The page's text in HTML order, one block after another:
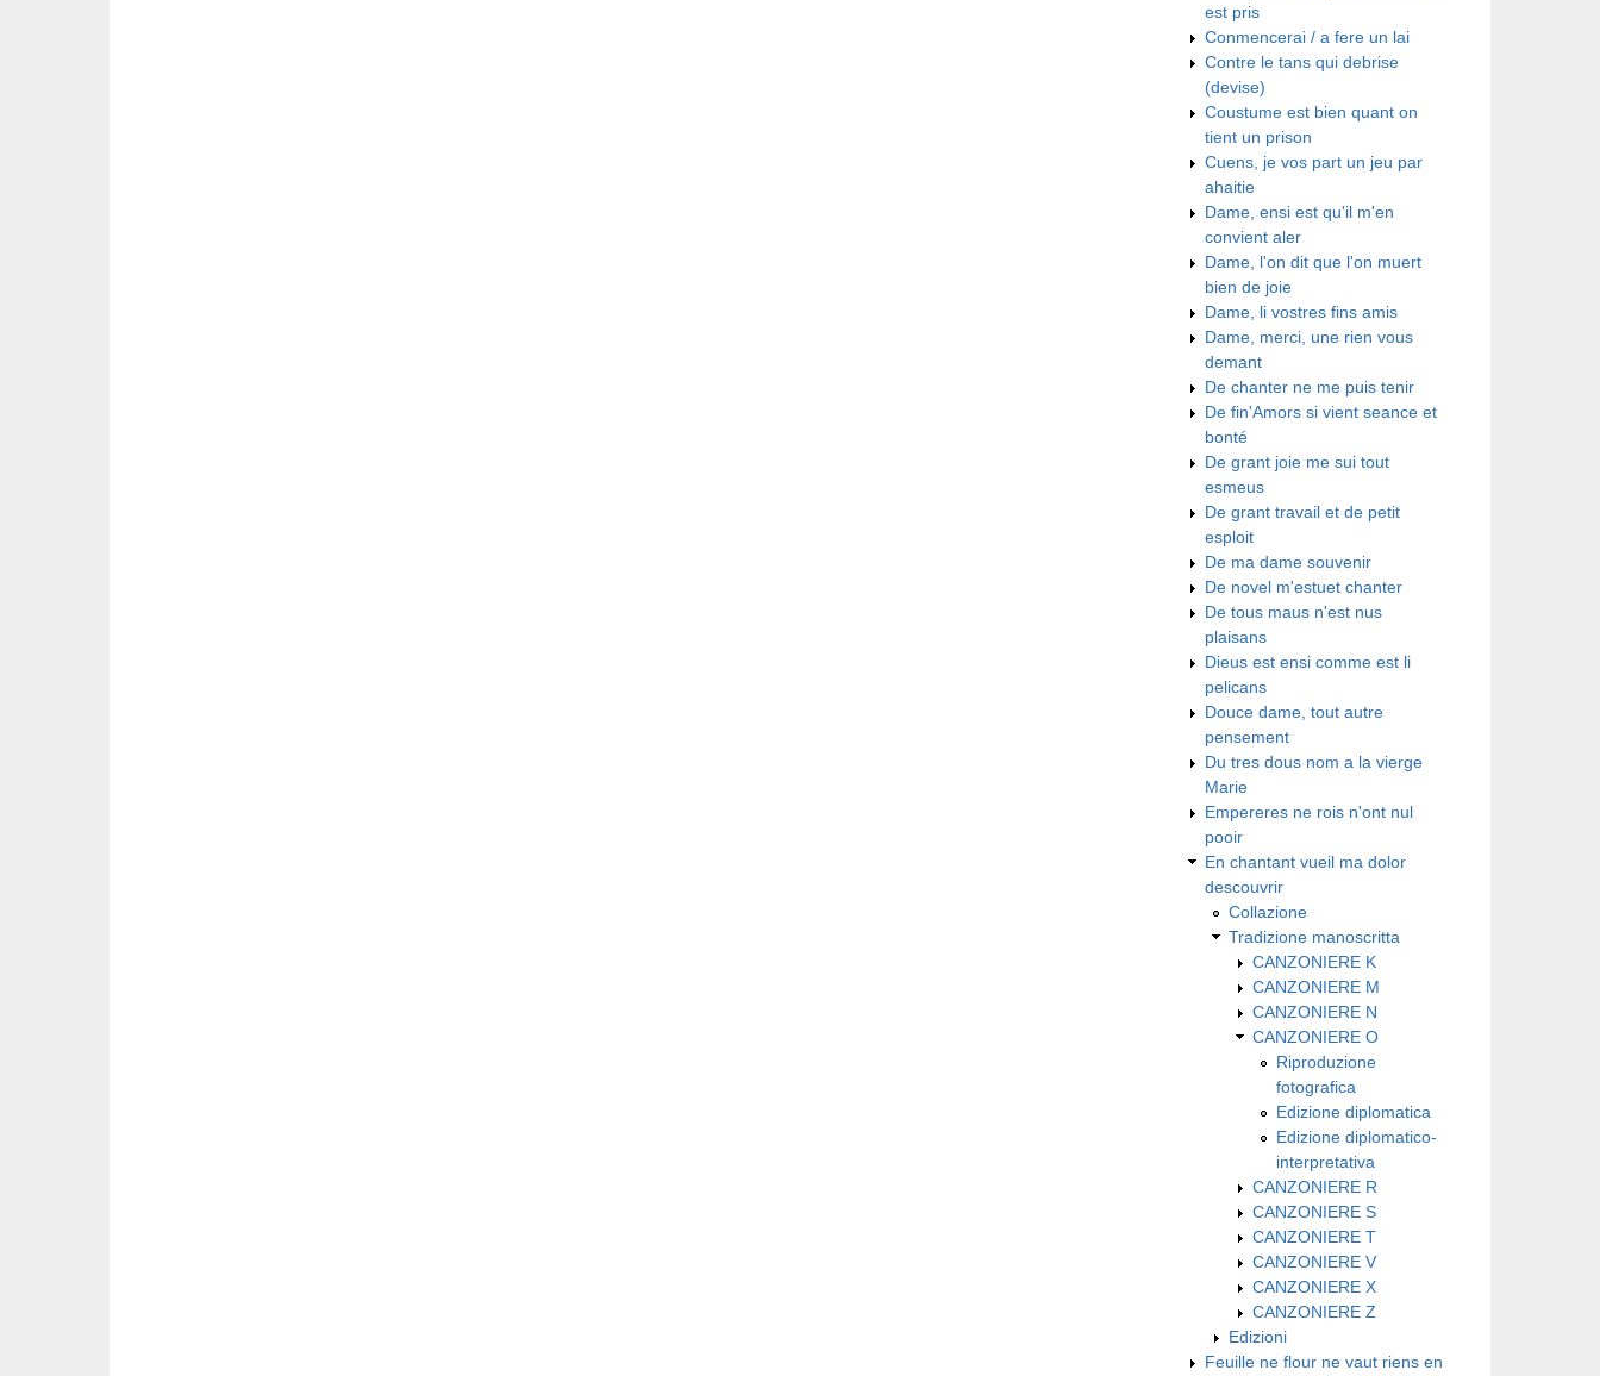
est pris
Conmencerai / a fere un lai
Contre le tans qui debrise
(devise)
Coustume est bien quant on
tient un prison
Cuens, je vos part un jeu par
ahaitie
Dame, ensi est qu'il m'en
convient aler
Dame, l'on dit que l'on muert
bien de joie
Dame, li vostres fins amis
Dame, merci, une rien vous
demant
De chanter ne me puis tenir
De fin'Amors si vient seance et
bonté
De grant joie me sui tout
esmeus
De grant travail et de petit
esploit
De ma dame souvenir
De novel m'estuet chanter
De tous maus n'est nus
plaisans
Dieus est ensi comme est li
pelicans
Douce dame, tout autre
pensement
Du tres dous nom a la vierge
Marie
Empereres ne rois n'ont nul
pooir
En chantant vueil ma dolor
descouvrir
Collazione
Tradizione manoscritta
CANZONIERE K
CANZONIERE M
CANZONIERE N
CANZONIERE O
Riproduzione
fotografica
Edizione diplomatica
Edizione diplomatico-
interpretativa
CANZONIERE R
CANZONIERE S
CANZONIERE T
CANZONIERE V
CANZONIERE X
CANZONIERE Z
Edizioni
Feuille ne flour ne vaut riens en